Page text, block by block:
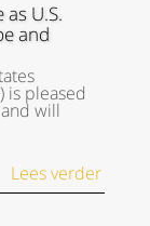
U.S.
and
is pleased
will
Lees verder